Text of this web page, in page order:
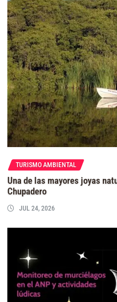
TURISMO AMBIENTAL
Una de las mayores joyas
Chupadero
JUL 24, 2026